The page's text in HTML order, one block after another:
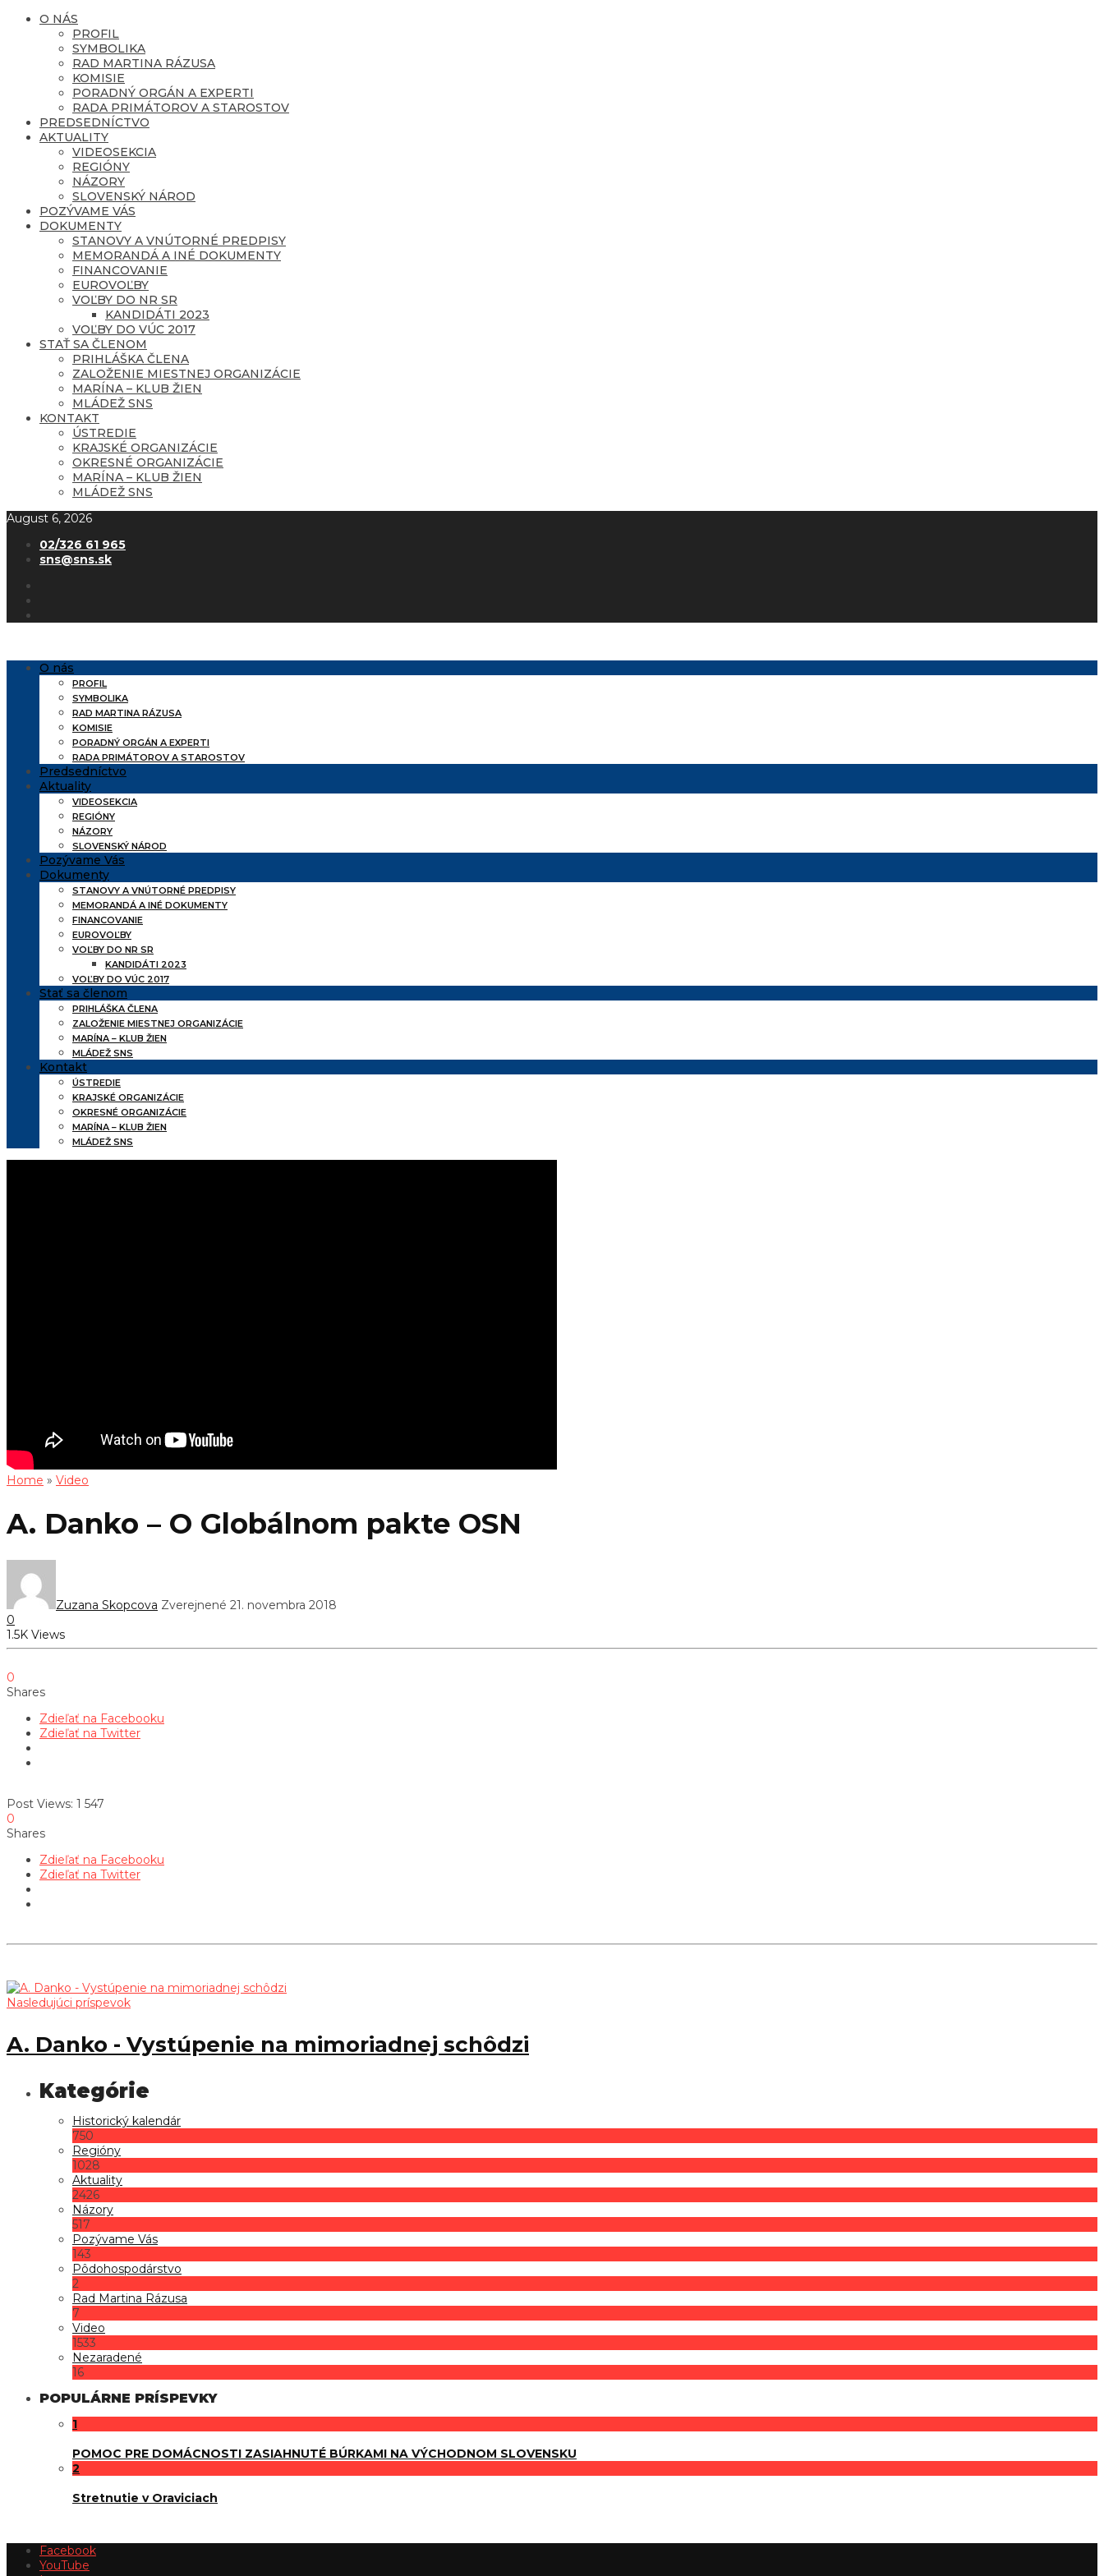
O NÁS
PROFIL
SYMBOLIKA
RAD MARTINA RÁZUSA
KOMISIE
PORADNÝ ORGÁN A EXPERTI
RADA PRIMÁTOROV A STAROSTOV
PREDSEDNÍCTVO
AKTUALITY
VIDEOSEKCIA
REGIÓNY
NÁZORY
SLOVENSKÝ NÁROD
POZÝVAME VÁS
DOKUMENTY
STANOVY A VNÚTORNÉ PREDPISY
MEMORANDÁ A INÉ DOKUMENTY
FINANCOVANIE
EUROVOĽBY
VOĽBY DO NR SR
KANDIDÁTI 2023
VOĽBY DO VÚC 2017
STAŤ SA ČLENOM
PRIHLÁŠKA ČLENA
ZALOŽENIE MIESTNEJ ORGANIZÁCIE
MARÍNA – KLUB ŽIEN
MLÁDEŽ SNS
KONTAKT
ÚSTREDIE
KRAJSKÉ ORGANIZÁCIE
OKRESNÉ ORGANIZÁCIE
MARÍNA – KLUB ŽIEN
MLÁDEŽ SNS
August 6, 2026
02/326 61 965
sns@sns.sk
O nás
PROFIL
SYMBOLIKA
RAD MARTINA RÁZUSA
KOMISIE
PORADNÝ ORGÁN A EXPERTI
RADA PRIMÁTOROV A STAROSTOV
Predsedníctvo
Aktuality
VIDEOSEKCIA
REGIÓNY
NÁZORY
SLOVENSKÝ NÁROD
Pozývame Vás
Dokumenty
STANOVY A VNÚTORNÉ PREDPISY
MEMORANDÁ A INÉ DOKUMENTY
FINANCOVANIE
EUROVOĽBY
VOĽBY DO NR SR
KANDIDÁTI 2023
VOĽBY DO VÚC 2017
Stať sa členom
PRIHLÁŠKA ČLENA
ZALOŽENIE MIESTNEJ ORGANIZÁCIE
MARÍNA – KLUB ŽIEN
MLÁDEŽ SNS
Kontakt
ÚSTREDIE
KRAJSKÉ ORGANIZÁCIE
OKRESNÉ ORGANIZÁCIE
MARÍNA – KLUB ŽIEN
MLÁDEŽ SNS
Home » Video
A. Danko – O Globálnom pakte OSN
Zuzana Skopcova Zverejnené 21. novembra 2018
0
1.5K Views
0
Shares
Zdieľať na Facebooku
Zdieľať na Twitter
Post Views: 1 547
0
Shares
Zdieľať na Facebooku
Zdieľať na Twitter
Nasledujúci príspevok
A. Danko - Vystúpenie na mimoriadnej schôdzi
Historický kalendár
750
Regióny
1028
Aktuality
2426
Názory
517
Pozývame Vás
143
Pôdohospodárstvo
2
Rad Martina Rázusa
7
Video
1533
Nezaradené
16
POPULÁRNE PRÍSPEVKY
1
POMOC PRE DOMÁCNOSTI ZASIAHNUTÉ BÚRKAMI NA VÝCHODNOM SLOVENSKU
2
Stretnutie v Oraviciach
Facebook
YouTube